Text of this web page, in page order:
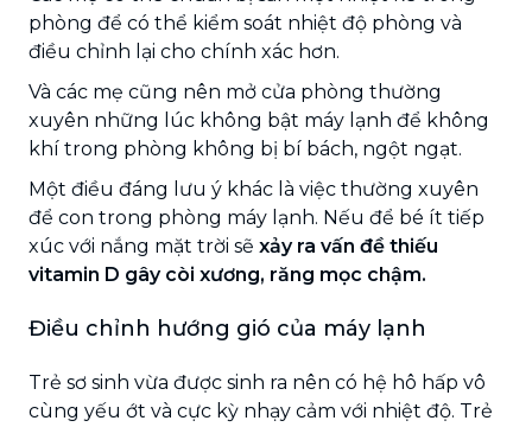
phòng để có thể kiểm soát nhiệt độ phòng và
điều chỉnh lại cho chính xác hơn.
Và các mẹ cũng nên mở cửa phòng thường
xuyên những lúc không bật máy lạnh để không
khí trong phòng không bị bí bách, ngột ngạt.
Một điều đáng lưu ý khác là việc thường xuyên
để con trong phòng máy lạnh. Nếu để bé ít tiếp
xúc với nắng mặt trời sẽ xảy ra vấn đề thiếu
vitamin D gây còi xương, răng mọc chậm.
Điều chỉnh hướng gió của máy lạnh
Trẻ sơ sinh vừa được sinh ra nên có hệ hô hấp vô
cùng yếu ớt và cực kỳ nhạy cảm với nhiệt độ. Trẻ